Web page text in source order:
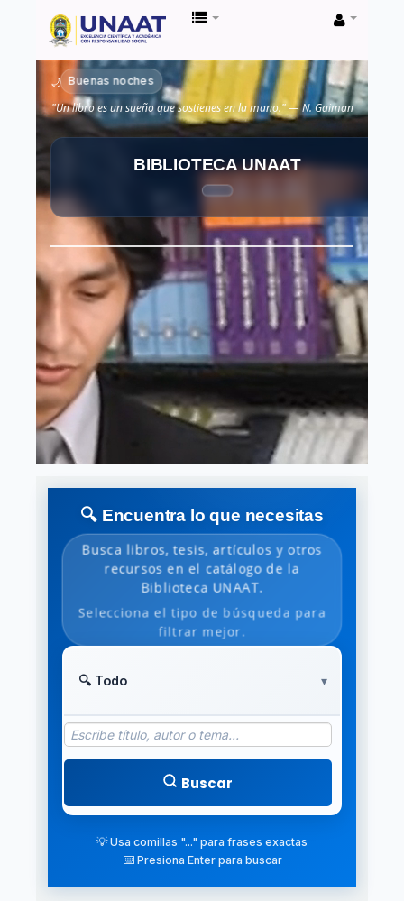
Biblioteca
Unaat
🌙 Buenas noches
"Un libro es un sueño que sostienes en la mano." — N. Gaiman
BIBLIOTECA UNAAT
🔍 Encuentra lo que necesitas
Busca libros, tesis, artículos y otros
recursos en el catálogo de la
Biblioteca UNAAT.
Selecciona el tipo de búsqueda para
filtrar mejor.
Buscar
💡 Usa comillas "..." para frases exactas
⌨️ Presiona Enter para buscar